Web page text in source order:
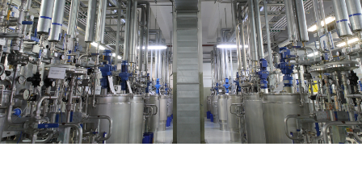
Nasze zakłady
Zakład Caddy w Antoninku
Zakład Crafter Września